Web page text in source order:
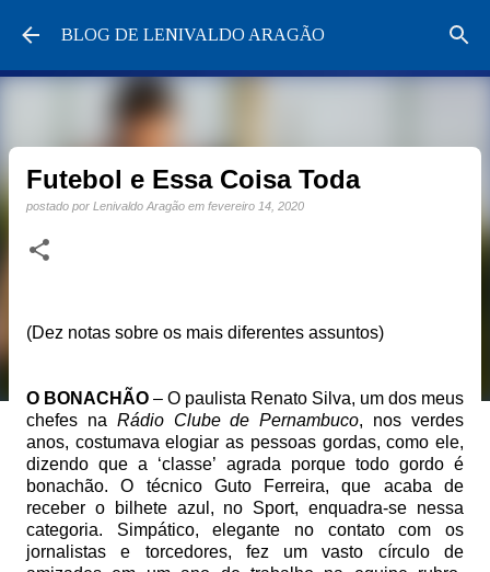
Pular para o conteúdo principal
BLOG DE LENIVALDO ARAGÃO
Futebol e Essa Coisa Toda
postado por Lenivaldo Aragão em fevereiro 14, 2020
(Dez notas sobre os mais diferentes assuntos)
O BONACHÃO – O paulista Renato Silva, um dos meus
chefes na Rádio Clube de Pernambuco, nos verdes
anos, costumava elogiar as pessoas gordas, como ele,
dizendo que a ‘classe’ agrada porque todo gordo é
bonachão. O técnico Guto Ferreira, que acaba de
receber o bilhete azul, no Sport, enquadra-se nessa
categoria. Simpático, elegante no contato com os
jornalistas e torcedores, fez um vasto círculo de